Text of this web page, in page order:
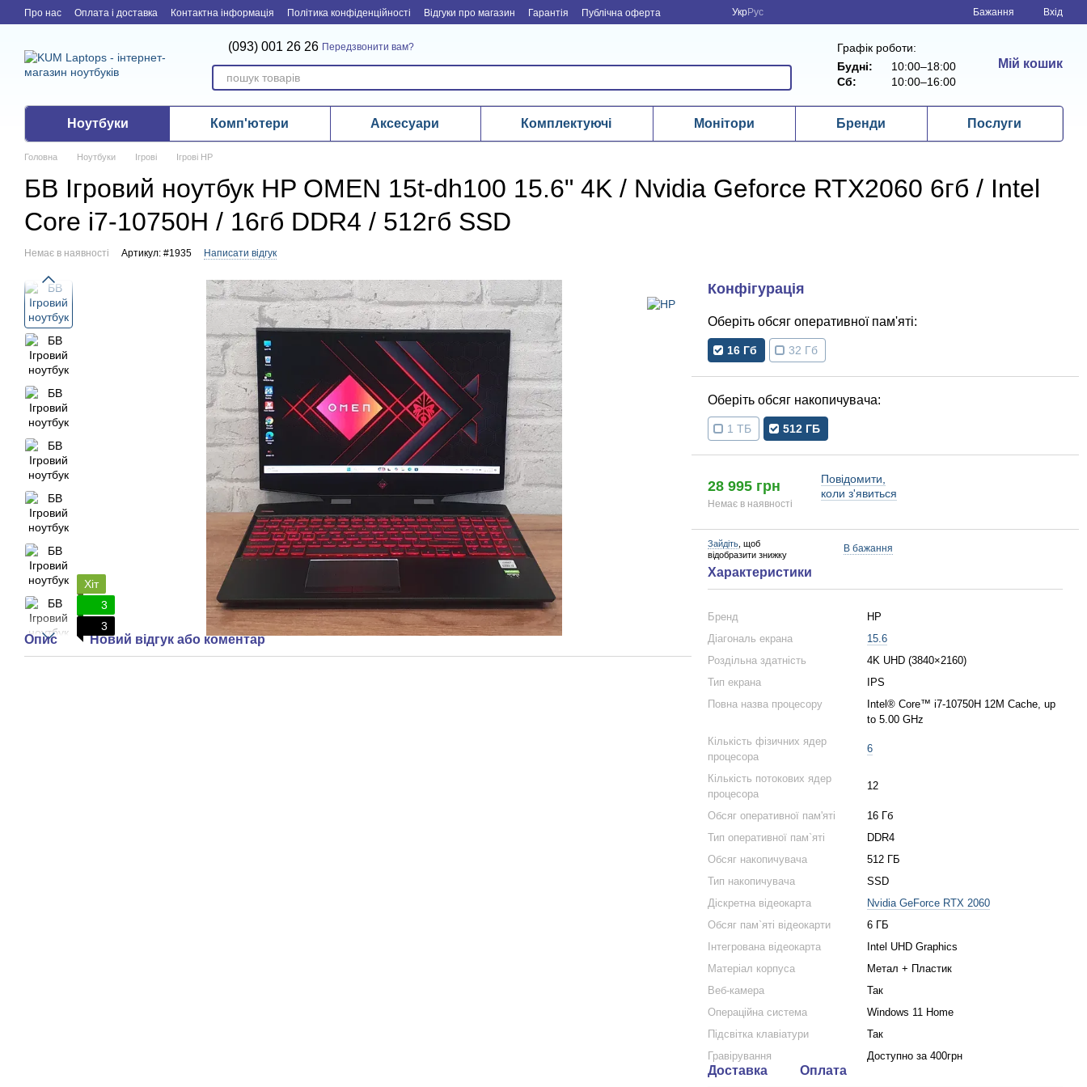
Перейти до основного контенту
Про нас Оплата і доставка Контактна інформація Політика конфіденційності Відгуки про магазин Гарантія Публічна оферта УкрРус Бажання Вхід
(093) 001 26 26 Передзвонити вам?
Графік роботи:
Будні:
10:00–18:00
Сб:
10:00–16:00
Мій кошик
Ноутбуки Комп'ютери Аксесуари Комплектуючі Монітори Бренди Послуги
Головна Ноутбуки Ігрові Ігрові HP
БВ Ігровий ноутбук HP OMEN 15t-dh100 15.6" 4K / Nvidia Geforce RTX2060 6гб / Intel
Core i7-10750H / 16гб DDR4 / 512гб SSD
Немає в наявності Артикул: #1935 Написати відгук
Хіт
3
3
Опис Новий відгук або коментар
обсяг оперативної пам'яті
16 Гб 32 Гб
обсяг накопичувача
1 ТБ 512 ГБ
28 995 грн
Немає в наявності
Повідомити,
коли з'явиться
Зайдіть, щоб
відобразити знижку
В бажання
Характеристики
Бренд
HP
Діагональ екрана
15.6
Роздільна здатність
4K UHD (3840×2160)
Тип екрана
IPS
Повна назва процесору
Intel® Core™ i7-10750H 12M Cache, up
to 5.00 GHz
Кількість фізичних ядер
процесора
6
Кількість потокових ядер
процесора
12
Обсяг оперативної пам'яті
16 Гб
Тип оперативної пам`яті
DDR4
Обсяг накопичувача
512 ГБ
Тип накопичувача
SSD
Діскретна відеокарта
Nvidia GeForce RTX 2060
Обсяг пам`яті відеокарти
6 ГБ
Інтегрована відеокарта
Intel UHD Graphics
Матеріал корпуса
Метал + Пластик
Веб-камера
Так
Операційна система
Windows 11 Home
Підсвітка клавіатури
Так
Гравірування
Доступно за 400грн
Доставка Оплата